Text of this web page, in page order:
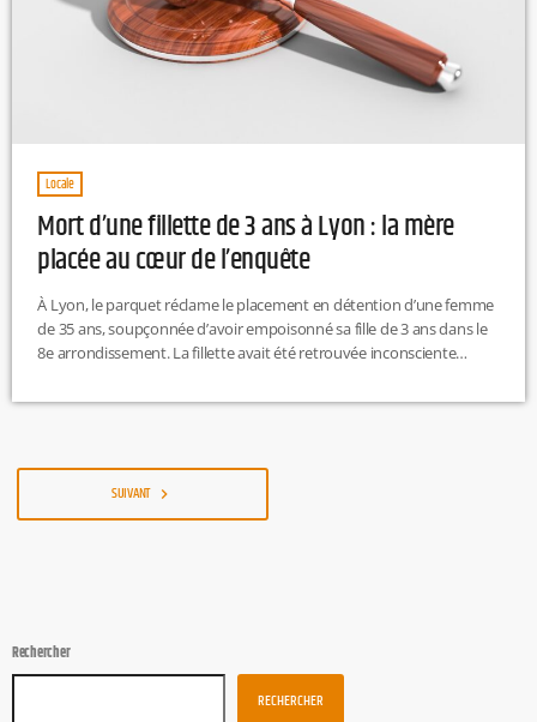
Locale
Mort d’une fillette de 3 ans à Lyon : la mère
placée au cœur de l’enquête
À Lyon, le parquet réclame le placement en détention d’une femme
de 35 ans, soupçonnée d’avoir empoisonné sa fille de 3 ans dans le
8e arrondissement. La fillette avait été retrouvée inconsciente
l’autopsie doit encore déterminer précisément les causes du décès.
SUIVANT navigate_next
Rechercher
RECHERCHER